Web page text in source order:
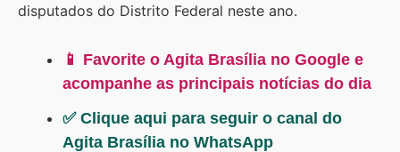
disputados do Distrito Federal neste ano.
📱 Favorite o Agita Brasília no Google e
acompanhe as principais notícias do dia
✅ Clique aqui para seguir o canal do
Agita Brasília no WhatsApp